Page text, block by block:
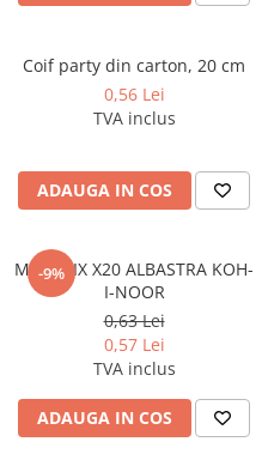
Markere evidentiatoare text
Markere permanente
Markere speciale pentru desen
Produse Craft
Genti laptop
Carti si jocuri pentru copii
Jocuri / Party
Coif party din carton, 20 cm
0,56 Lei
TVA inclus
ADAUGA IN COS
-9%
MINA PIX X20 ALBASTRA KOH-
I-NOOR
0,63 Lei
0,57 Lei
TVA inclus
ADAUGA IN COS